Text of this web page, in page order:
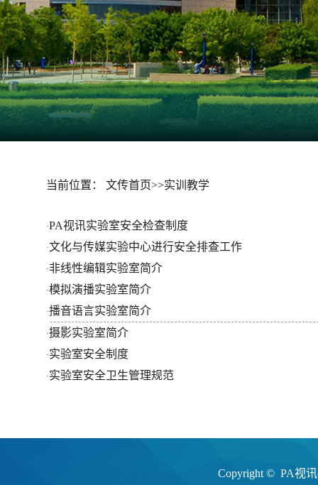
当前位置： 文传首页>>实训教学
·​PA视讯实验室安全检查制度
·文化与传媒实验中心进行安全排查工作
·非线性编辑实验室简介
·模拟演播实验室简介
·播音语言实验室简介
·摄影实验室简介
·实验室安全制度
·实验室安全卫生管理规范
Copyright © PA视